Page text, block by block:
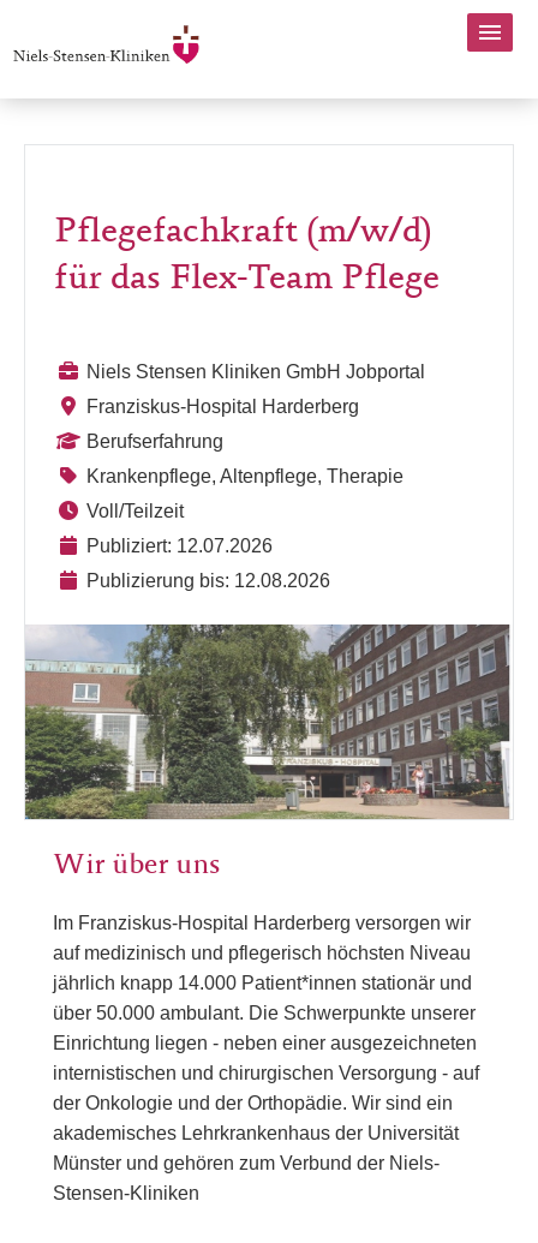
Pflegefachkraft (m/w/d)
für das Flex-Team Pflege
Niels Stensen Kliniken GmbH Jobportal
Franziskus-Hospital Harderberg
Berufserfahrung
Krankenpflege, Altenpflege, Therapie
Voll/Teilzeit
Publiziert: 12.07.2026
Publizierung bis: 12.08.2026
Wir über uns
Im Franziskus-Hospital Harderberg versorgen wir
auf medizinisch und pflegerisch höchsten Niveau
jährlich knapp 14.000 Patient*innen stationär und
über 50.000 ambulant. Die Schwerpunkte unserer
Einrichtung liegen - neben einer ausgezeichneten
internistischen und chirurgischen Versorgung - auf
der Onkologie und der Orthopädie. Wir sind ein
akademisches Lehrkrankenhaus der Universität
Münster und gehören zum Verbund der Niels-
Stensen-Kliniken